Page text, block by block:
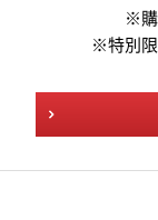
※購
※特別限